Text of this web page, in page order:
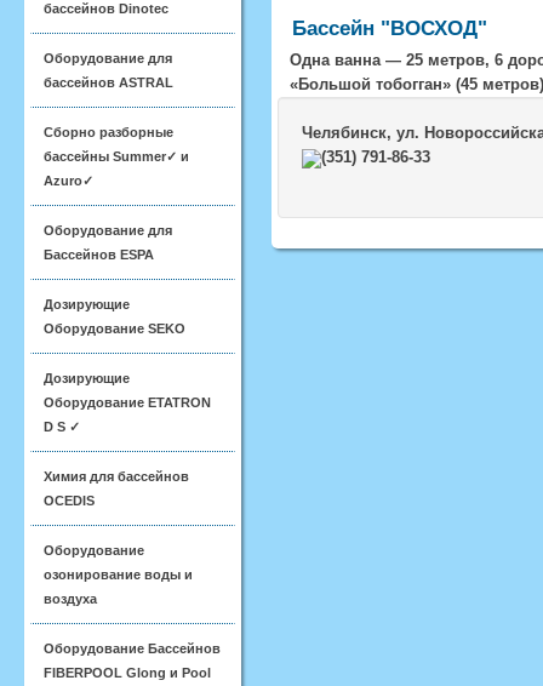
бассейнов Dinotec
Оборудование для
бассейнов ASTRAL
Сборно разборные
бассейны Summer✓ и
Azuro✓
Оборудование для
Бассейнов ESPA
Дозирующие
Оборудование SEKO
Дозирующие
Оборудование ETATRON
D S ✓
Химия для бассейнов
OCEDIS
Оборудование
озонирование воды и
воздуха
Оборудование Бассейнов
FIBERPOOL Glong и Pool
Бассейн "ВОСХОД"
Одна ванна — 25 метров, 6
«Большой тобогган» (45
Челябинск, ул.
(351) 791-86-33